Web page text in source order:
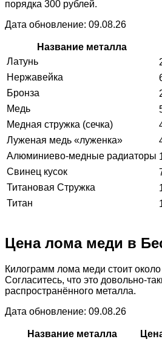
порядка 300 рублей.
Дата обновление: 09.08.26
Название металла
Латунь
Нержавейка
Бронза
Медь
Медная стружка (сечка)
Луженая медь «луженка»
Алюминиево-медные радиаторы
Свинец кусок
Титановая Стружка
Титан
Цена лома меди в
Килограмм лома меди стоит
Согласитесь, что это довольно-
распространённого металла.
Дата обновление: 09.08.26
Название металла